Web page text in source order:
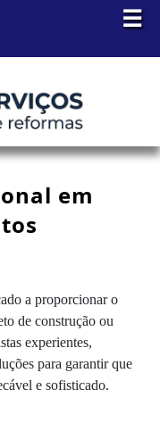
☰
em
a proporcionar o
de construção ou
experientes,
para garantir que
e sofisticado.